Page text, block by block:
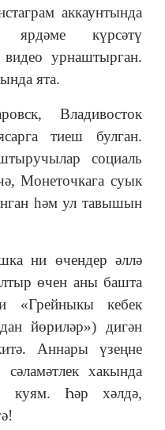
аккаунтында
ярдәме күрсәтү
урнаштырган.
ята.
Владивосток
тиеш булган.
социаль
Монеточкага суык
һәм ул тавышын
ни өчендер әллә
өчен аны башта
«Грейныкы кебек
йөриләр») дигән
Аннары үзеңне
хакында
куям. Һәр хәлдә,